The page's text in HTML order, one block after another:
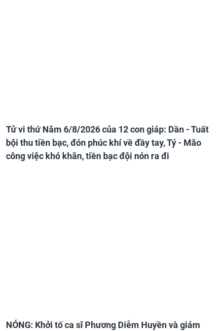
Tử vi thứ Năm 6/8/2026 của 12 con giáp: Dần - Tuất
bội thu tiền bạc, đón phúc khí về đầy tay, Tý - Mão
công việc khó khăn, tiền bạc đội nón ra đi
NÓNG: Khởi tố ca sĩ Phương Diễm Huyền và giám